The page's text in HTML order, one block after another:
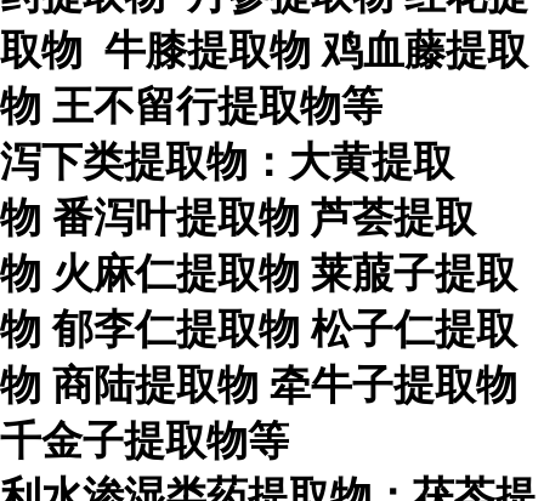
取物 牛膝提取物 鸡血藤提取
物 王不留行提取物等
泻下类提取物：大黄提取
物 番泻叶提取物 芦荟提取
物 火麻仁提取物 莱菔子提取
物 郁李仁提取物 松子仁提取
物 商陆提取物 牵牛子提取物
千金子提取物等